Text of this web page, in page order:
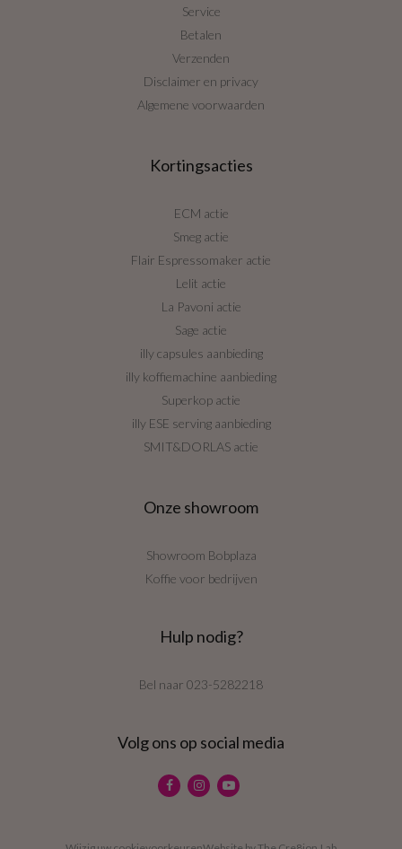
Service
Betalen
Verzenden
Disclaimer en privacy
Algemene voorwaarden
Kortingsacties
ECM actie
Smeg actie
Flair Espressomaker actie
Lelit actie
La Pavoni actie
Sage actie
illy capsules aanbieding
illy koffiemachine aanbieding
Superkop actie
illy ESE serving aanbieding
SMIT&DORLAS actie
Onze showroom
Showroom Bobplaza
Koffie voor bedrijven
Hulp nodig?
Bel naar 023-5282218
Volg ons op social media